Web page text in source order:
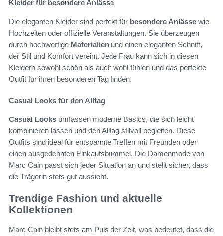
Kleider für besondere Anlässe
Die eleganten Kleider sind perfekt für besondere Anlässe wie
Hochzeiten oder offizielle Veranstaltungen. Sie überzeugen
durch hochwertige Materialien und einen eleganten Schnitt,
der Stil und Komfort vereint. Jede Frau kann sich in diesen
Kleidern sowohl schön als auch wohl fühlen und das perfekte
Outfit für ihren besonderen Tag finden.
Casual Looks für den Alltag
Casual Looks umfassen moderne Basics, die sich leicht
kombinieren lassen und den Alltag stilvoll begleiten. Diese
Outfits sind ideal für entspannte Treffen mit Freunden oder
einen ausgedehnten Einkaufsbummel. Die Damenmode von
Marc Cain passt sich jeder Situation an und stellt sicher, dass
die Trägerin stets gut aussieht.
Trendige Fashion und aktuelle
Kollektionen
Marc Cain bleibt stets am Puls der Zeit, was bedeutet, dass die